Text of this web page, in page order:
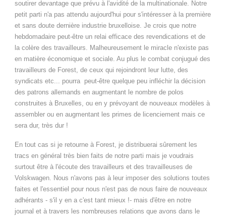
soutirer devantage que prévu à l'avidité de la multinationale. Notre
petit parti n'a pas attendu aujourd'hui pour s'intéresser à la première
et sans doute dernière industrie bruxelloise. Je crois que notre
hebdomadaire peut-être un relai efficace des revendications et de
la colère des travailleurs. Malheureusement le miracle n'existe pas
en matière économique et sociale. Au plus le combat conjugué des
travailleurs de Forest, de ceux qui rejoindront leur lutte, des
syndicats etc... pourra peut-être quelque peu infléchir la décision
des patrons allemands en augmentant le nombre de polos
construites à Bruxelles, ou en y prévoyant de nouveaux modèles à
assembler ou en augmentant les primes de licenciement mais ce
sera dur, très dur !
En tout cas si je retourne à Forest, je distribuerai sûrement les
tracs en général très bien faits de notre parti mais je voudrais
surtout être à l'écoute des travailleurs et des travailleuses de
Volskwagen. Nous n'avons pas à leur imposer des solutions toutes
faites et l'essentiel pour nous n'est pas de nous faire de nouveaux
adhérants - s'il y en a c'est tant mieux !- mais d'être en notre
journal et à travers les nombreuses relations que avons dans le